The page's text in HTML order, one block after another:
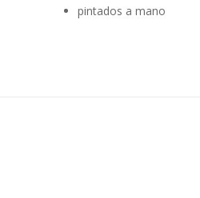
pintados a mano